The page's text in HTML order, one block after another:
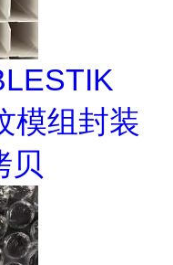
模组封装
贝